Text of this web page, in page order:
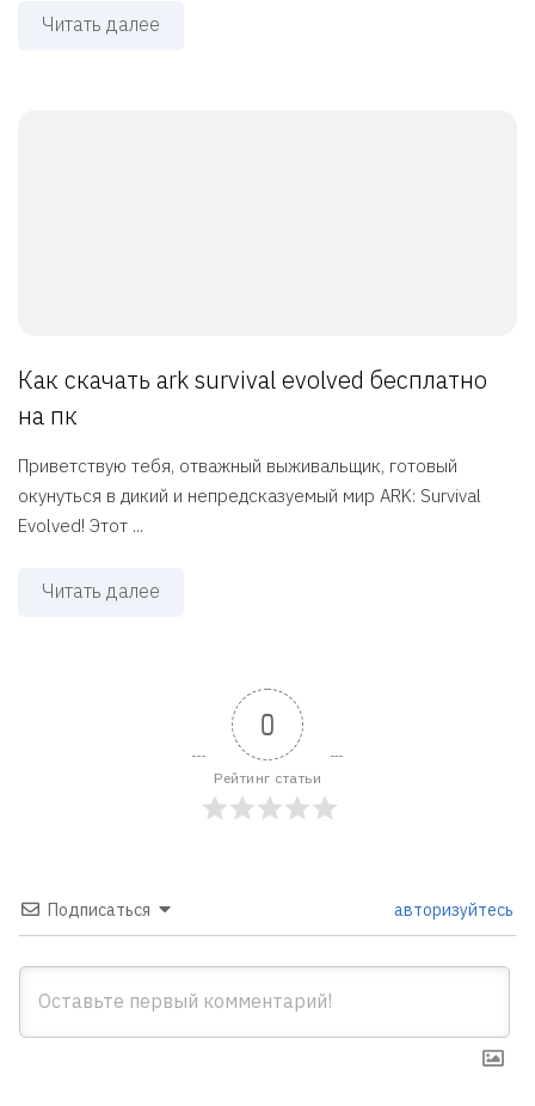
Читать далее
Как скачать ark survival evolved бесплатно
на пк
Приветствую тебя, отважный выживальщик, готовый
окунуться в дикий и непредсказуемый мир ARK: Survival
Evolved! Этот ...
Читать далее
0
Рейтинг статьи
Подписаться авторизуйтесь